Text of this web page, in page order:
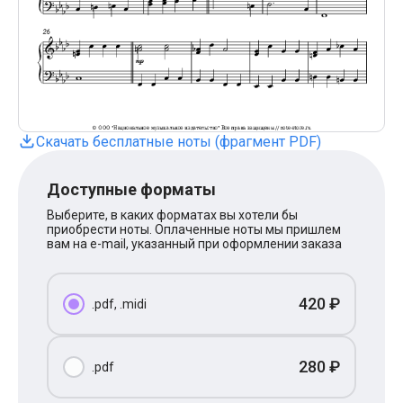
Ваня Дмитриенко
Анна Герман
Полина Гагарина
HammAli
HammAli & Navai
Billie Eilish
Макс Корж
Алена Швец
Michael Jackson
Тима Белорусских
BEARWOLF
Олег Газманов
Юрий Шатунов
Скачать бесплатные ноты (фрагмент PDF)
Доступные форматы
Выберите, в каких форматах вы хотели бы
приобрести ноты. Оплаченные ноты мы пришлем
вам на e-mail, указанный при оформлении заказа
.pdf, .midi 420 ₽
.pdf 280 ₽